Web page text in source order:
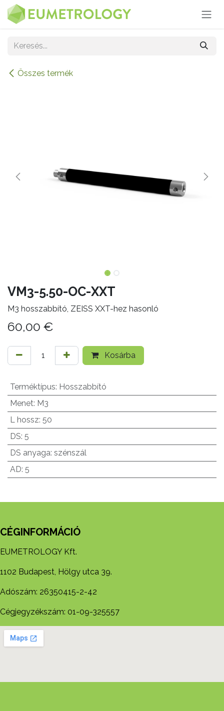
Kihagyás és továbblépés a tartalomhoz
Összes termék
VM3-5.50-OC-XXT
M3 hosszabbító, ZEISS XXT-hez hasonló
60,00 €
Kosárba
Terméktípus: Hosszabbító
Menet: M3
L hossz: 50
DS: 5
DS anyaga: szénszál
AD: 5
CÉGINFORMÁCIÓ
EUMETROLOGY Kft.
1102 Budapest, Hölgy utca 39.
Adószám: 26350415-2-42
Cégjegyzékszám: 01-09-325557